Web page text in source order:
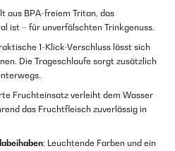
aus BPA-freiem Tritan, das
ist – für unverfälschten Trinkgenuss.
1-Klick-Verschluss lässt sich
Die Trageschlaufe sorgt zusätzlich
Fruchteinsatz verleiht dem Wasser
das Fruchtfleisch zuverlässig in
: Leuchtende Farben und ein